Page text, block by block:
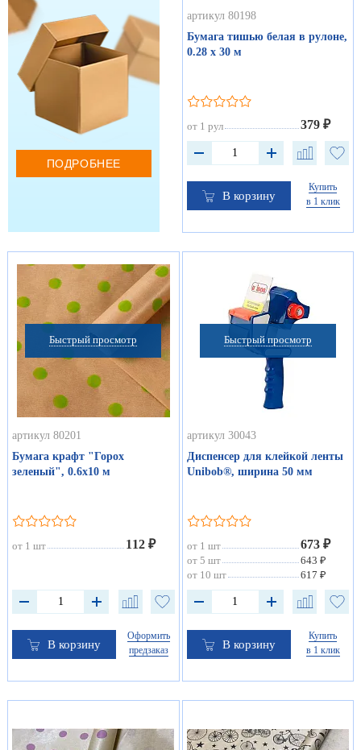
ПОДРОБНЕЕ
артикул 80198
Бумага тишью белая в рулоне,
0.28 х 30 м
от 1 рул 379 ₽
В корзину
Купить
в 1 клик
Быстрый просмотр
артикул 80201
Бумага крафт "Горох
зеленый", 0.6х10 м
от 1 шт 112 ₽
В корзину
Оформить
предзаказ
Быстрый просмотр
артикул 30043
Диспенсер для клейкой ленты
Unibob®, ширина 50 мм
от 1 шт 673 ₽
от 5 шт
643 ₽
от 10 шт
617 ₽
В корзину
Купить
в 1 клик